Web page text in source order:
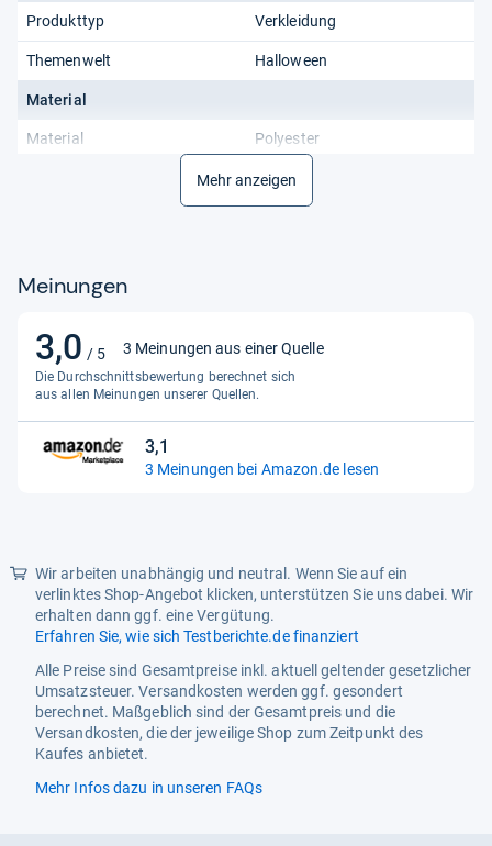
Produkttyp Verkleidung
Themenwelt Halloween
Material
Material Polyester
Materialzusammensetzung 80% Polyester
Mehr anzeigen
Meinungen
3,0 / 5
3,0
von
5
Sternen
3 Meinungen aus einer Quelle
Die Durchschnittsbewertung berechnet sich
aus allen Meinungen unserer Quellen.
3,1
3,1
von
3 Meinungen bei Amazon.de lesen
Wir arbeiten unabhängig und neutral. Wenn Sie auf ein
verlinktes Shop-Angebot klicken, unterstützen Sie uns dabei. Wir
erhalten dann ggf. eine Vergütung.
Erfahren Sie, wie sich Testberichte.de finanziert
Alle Preise sind Gesamtpreise inkl. aktuell geltender gesetzlicher
Umsatzsteuer. Versandkosten werden ggf. gesondert
berechnet. Maßgeblich sind der Gesamtpreis und die
Versandkosten, die der jeweilige Shop zum Zeitpunkt des
Kaufes anbietet.
Mehr Infos dazu in unseren FAQs